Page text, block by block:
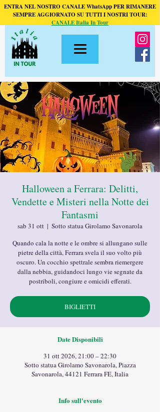
ENTRA NEL NOSTRO CANALE WhatsApp PER RIMANERE
SEMPRE AGGIORNATO SU TUTTI I NOSTRI TOUR:
CANALE Italia In Tour
Halloween a Ferrara: Delitti,
Vendette e Misteri nella Notte dei
Fantasmi
sab 31 ott
  |
Sotto statua Girolamo Savonarola
Quando cala la notte e le ombre si allungano sulle
pietre della città, Ferrara svela il suo volto più
oscuro. Un cocchio spettrale sembra riemergere
dalla nebbia, guidandoci lungo vie segnate da
postriboli, congiure e omicidi efferati.
BIGLIETTI
Date Disponibili
31 ott 2026, 21:00 – 22:30
Sotto statua Girolamo Savonarola, Piazza
Savonarola, 44121 Ferrara FE, Italia
Info sull'evento